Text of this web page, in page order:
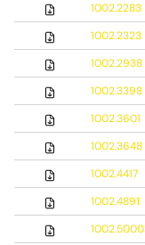
1002.2283
1002.2323
1002.2938
1002.3398
1002.3601
1002.3648
1002.4417
1002.4891
1002.5000